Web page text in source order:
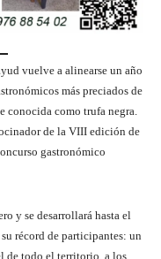
vuelve a alinearse un año
más preciados de
conocida como trufa negra.
de la VIII edición de
gastronómico
y se desarrollará hasta el
récord de participantes: un
de todo el territorio, a los